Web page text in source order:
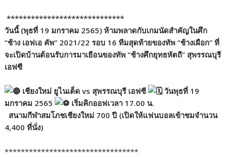
*****************************
วันนี้ (พุธที่ 19 มกราคม 2565) ห้ามพลาดกับเกมนัดสำคัญในศึก
“ช้าง เอฟเอ คัพ” 2021/22 รอบ 16 ทีมสุดท้ายของทัพ “ช้างเผือก” ที่
จะเปิดบ้านต้อนรับการมาเยือนของทัพ “ช้างศึกยุทธหัตถี” สุพรรณบุรี
เอฟซี
เชียงใหม่ ยูไนเต็ด vs สุพรรณบุรี เอฟซี
วันพุธที่ 19
มกราคม 2565
เริ่มคิกออฟเวลา 17.00 น.
สนามกีฬาสมโภชเชียงใหม่ 700 ปี (เปิดให้แฟนบอลเข้าชมจำนวน
4,400 ที่นั่ง)
*********************************